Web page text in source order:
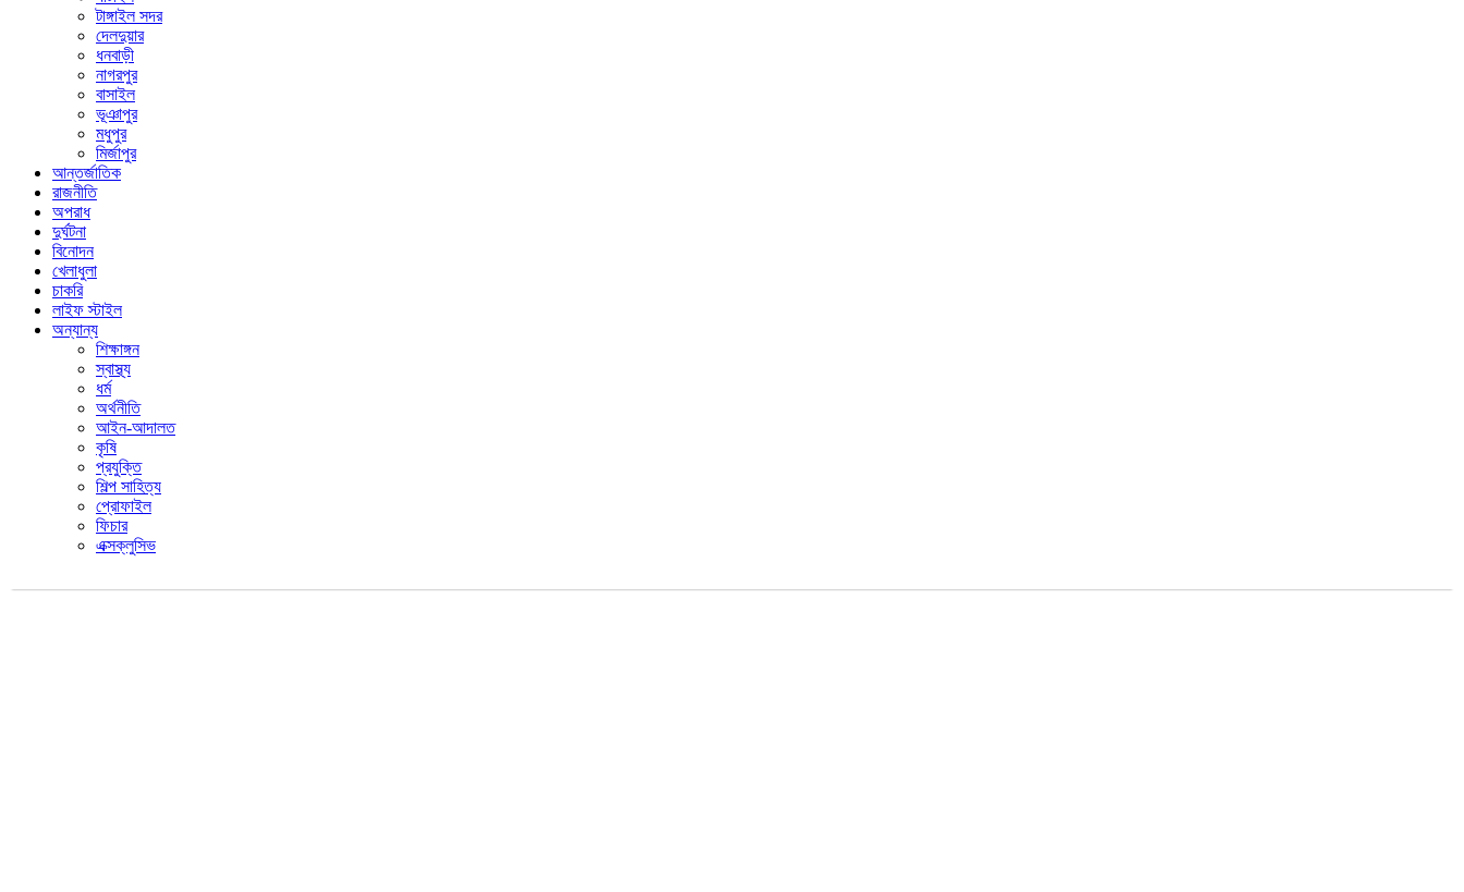
টাঙ্গাইল সদর
দেলদুয়ার
ধনবাড়ী
নাগরপুর
বাসাইল
ভূঞাপুর
মধুপুর
মির্জাপুর
আন্তর্জাতিক
রাজনীতি
অপরাধ
দুর্ঘটনা
বিনোদন
খেলাধুলা
চাকরি
লাইফ স্টাইল
অন্যান্য
শিক্ষাঙ্গন
স্বাস্থ্য
ধর্ম
অর্থনীতি
আইন-আদালত
কৃষি
প্রযুক্তি
শিল্প সাহিত্য
প্রোফাইল
ফিচার
এক্সক্লুসিভ